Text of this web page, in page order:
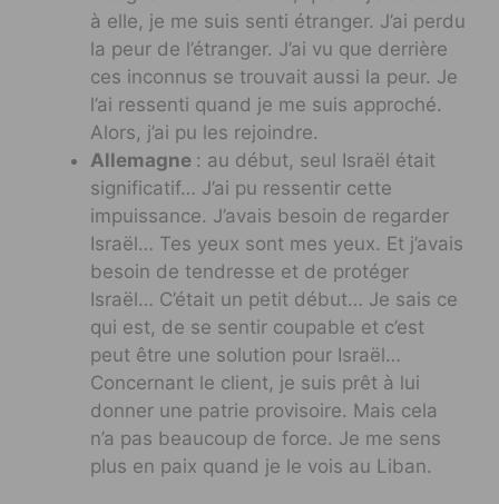
à elle, je me suis senti étranger. J’ai perdu
la peur de l’étranger. J’ai vu que derrière
ces inconnus se trouvait aussi la peur. Je
l’ai ressenti quand je me suis approché.
Alors, j’ai pu les rejoindre.
Allemagne : au début, seul Israël était
significatif… J’ai pu ressentir cette
impuissance. J’avais besoin de regarder
Israël… Tes yeux sont mes yeux. Et j’avais
besoin de tendresse et de protéger
Israël… C’était un petit début… Je sais ce
qui est, de se sentir coupable et c’est
peut être une solution pour Israël…
Concernant le client, je suis prêt à lui
donner une patrie provisoire. Mais cela
n’a pas beaucoup de force. Je me sens
plus en paix quand je le vois au Liban.